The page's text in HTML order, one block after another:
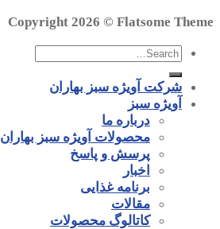
Copyright 2026 © Flatsome Theme
شرکت آویژه سبز بهاران
آویژه سبز
درباره ما
محصولات آویژه سبز بهاران
پرسش و پاسخ
اخبار
برنامه غذایی
مقالات
کاتالوگ محصولات